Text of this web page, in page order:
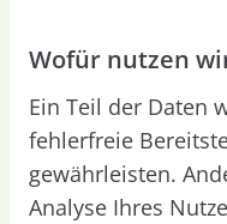
Wofür nutzen
Ein Teil der Daten
fehlerfreie
gewährleisten.
Analyse Ihres